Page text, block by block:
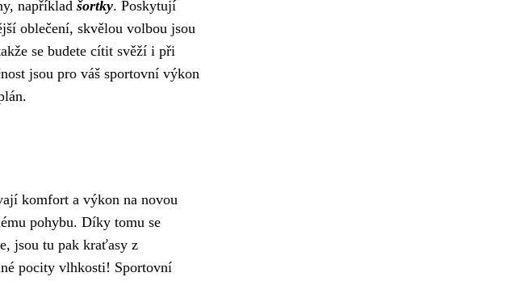
například šortky. Poskytují
oblečení, skvělou volbou jsou
se budete cítit svěží i při
jsou pro váš sportovní výkon
komfort a výkon na novou
pohybu. Díky tomu se
jsou tu pak kraťasy z
pocity vlhkosti! Sportovní